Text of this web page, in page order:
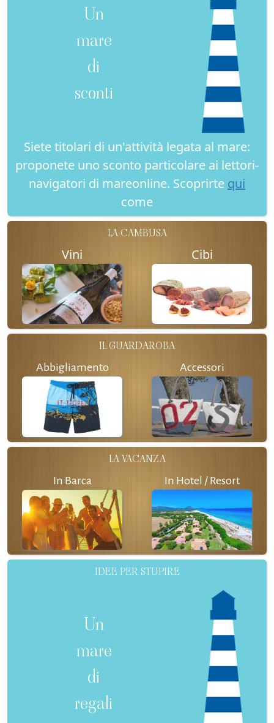
Un
mare
di
sconti
Siete titolari di un'attività legata al mare:
proponete uno sconto particolare ai lettori-
navigatori di mareonline. Scoprirte qui
come
LA CAMBUSA
Vini Cibi
IL GUARDAROBA
Abbigliamento Accessori
LA VACANZA
In Barca In Hotel / Resort
IDEE PER STUPIRE
Un
mare
di
regali